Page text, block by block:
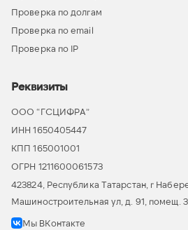
Проверка по долгам
Проверка по email
Проверка по IP
Реквизиты
ООО “ГСЦИФРА”
ИНН 1650405447
КПП 165001001
ОГРН 1211600061573
423824, Республика Татарстан, г
Машиностроительная ул, д. 91, помещ.
Мы ВКонтакте